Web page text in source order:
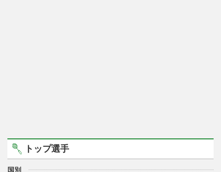
トップ選手
国別